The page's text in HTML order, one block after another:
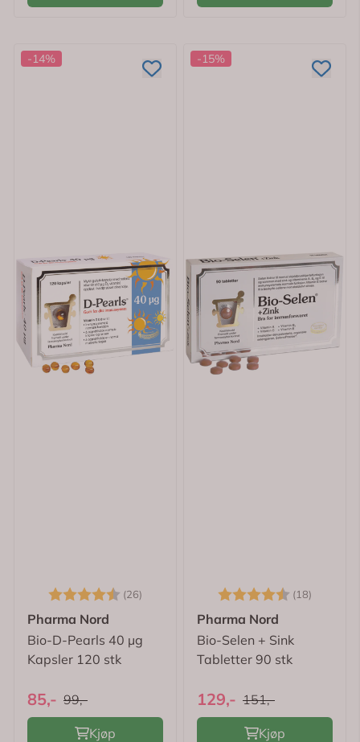
-14%
Karakter: (26)
4.7 av 5 mulige
Pharma Nord
Bio-D-Pearls 40 µg
Kapsler 120 stk
85,- 99,-
Kjøp
-15%
Karakter: (18)
Pharma Nord
Bio-Selen + Sink
Tabletter 90 stk
129,- 151,-
Kjøp